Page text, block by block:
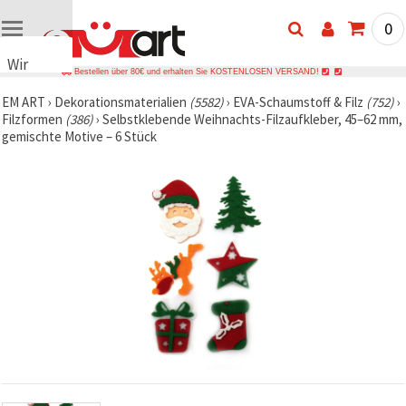
Wir
Cookies
🍪 Wir
verwenden
0
Bestellen über 80€ und erhalten Sie KOSTENLOSEN VERSAND!
EM ART › Dekorationsmaterialien (5582)› EVA-Schaumstoff & Filz (752)›
Filzformen (386)› Selbstklebende Weihnachts-Filzaufkleber, 45–62 mm,
gemischte Motive – 6 Stück